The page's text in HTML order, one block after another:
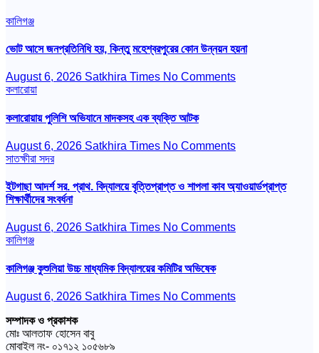
কালিগঞ্জ
ভোট আসে জনপ্রতিনিধি হয়, কিন্তু মহেশ্বরপুরের কোন উন্নয়ন হয়না
August 6, 2026 Satkhira Times No Comments
কলারোয়া
কলারোয়ায় পুলিশি অভিযানে মাদকসহ এক ব্যক্তি আটক
August 6, 2026 Satkhira Times No Comments
সাতক্ষীরা সদর
ইটগাছা আদর্শ সর. প্রাথ. বিদ্যালয়ে বৃত্তিপ্রাপ্ত ও শাপলা কাব অ্যাওয়ার্ডপ্রাপ্ত
শিক্ষার্থীদের সংবর্ধনা
August 6, 2026 Satkhira Times No Comments
কালিগঞ্জ
কালিগঞ্জ কুশুলিয়া উচ্চ মাধ্যমিক বিদ্যালয়ের কমিটির অভিষেক
August 6, 2026 Satkhira Times No Comments
সম্পাদক ও প্রকাশক
মোঃ আলতাফ হোসেন বাবু
মোবাইল নং- ০১৭১২ ১০৫৬৮৯